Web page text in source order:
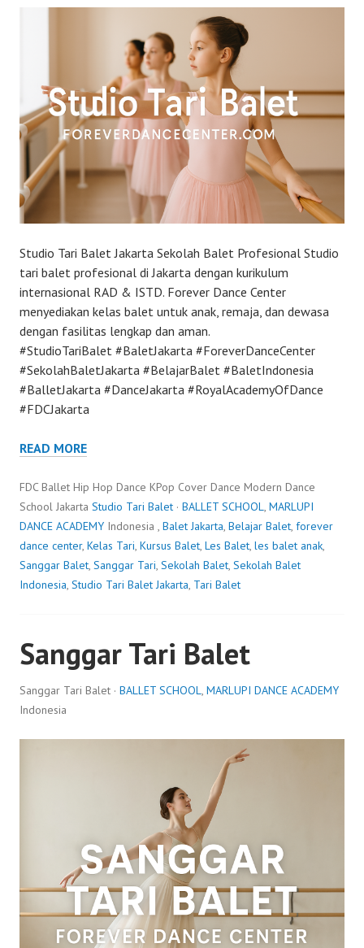
Studio Tari Balet Jakarta Sekolah Balet Profesional Studio
tari balet profesional di Jakarta dengan kurikulum
internasional RAD & ISTD. Forever Dance Center
menyediakan kelas balet untuk anak, remaja, dan dewasa
dengan fasilitas lengkap dan aman.
#StudioTariBalet #BaletJakarta #ForeverDanceCenter
#SekolahBaletJakarta #BelajarBalet #BaletIndonesia
#BalletJakarta #DanceJakarta #RoyalAcademyOfDance
#FDCJakarta
READ MORE
FDC Ballet Hip Hop Dance KPop Cover Dance Modern Dance
School Jakarta Studio Tari Balet · BALLET SCHOOL, MARLUPI
DANCE ACADEMY Indonesia , Balet Jakarta, Belajar Balet, forever
dance center, Kelas Tari, Kursus Balet, Les Balet, les balet anak,
Sanggar Balet, Sanggar Tari, Sekolah Balet, Sekolah Balet
Indonesia, Studio Tari Balet Jakarta, Tari Balet
Sanggar Tari Balet
Sanggar Tari Balet · BALLET SCHOOL, MARLUPI DANCE ACADEMY
Indonesia